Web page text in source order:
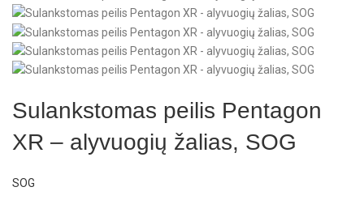
Sulankstomas peilis Pentagon
XR – alyvuogių žalias, SOG
SOG